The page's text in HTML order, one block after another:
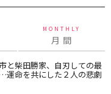
MONTHLY
月 間
と柴田勝家、自刃しての最
運命を共にした２人の悲劇